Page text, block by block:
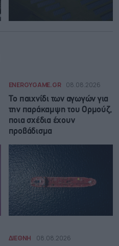
ENERGYGAME.GR 08.08.2026
Το παιχνίδι των αγωγών για
την παράκαμψη του Ορμούζ,
ποια σχέδια έχουν
προβάδισμα
ΔΙΕΘΝΗ 08.08.2026